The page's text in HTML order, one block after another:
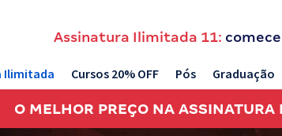
Assinatura Ilimitada 11:
Ilimitada Cursos 20% OFF Pós Graduação
O MELHOR PREÇO NA ASSINATURA